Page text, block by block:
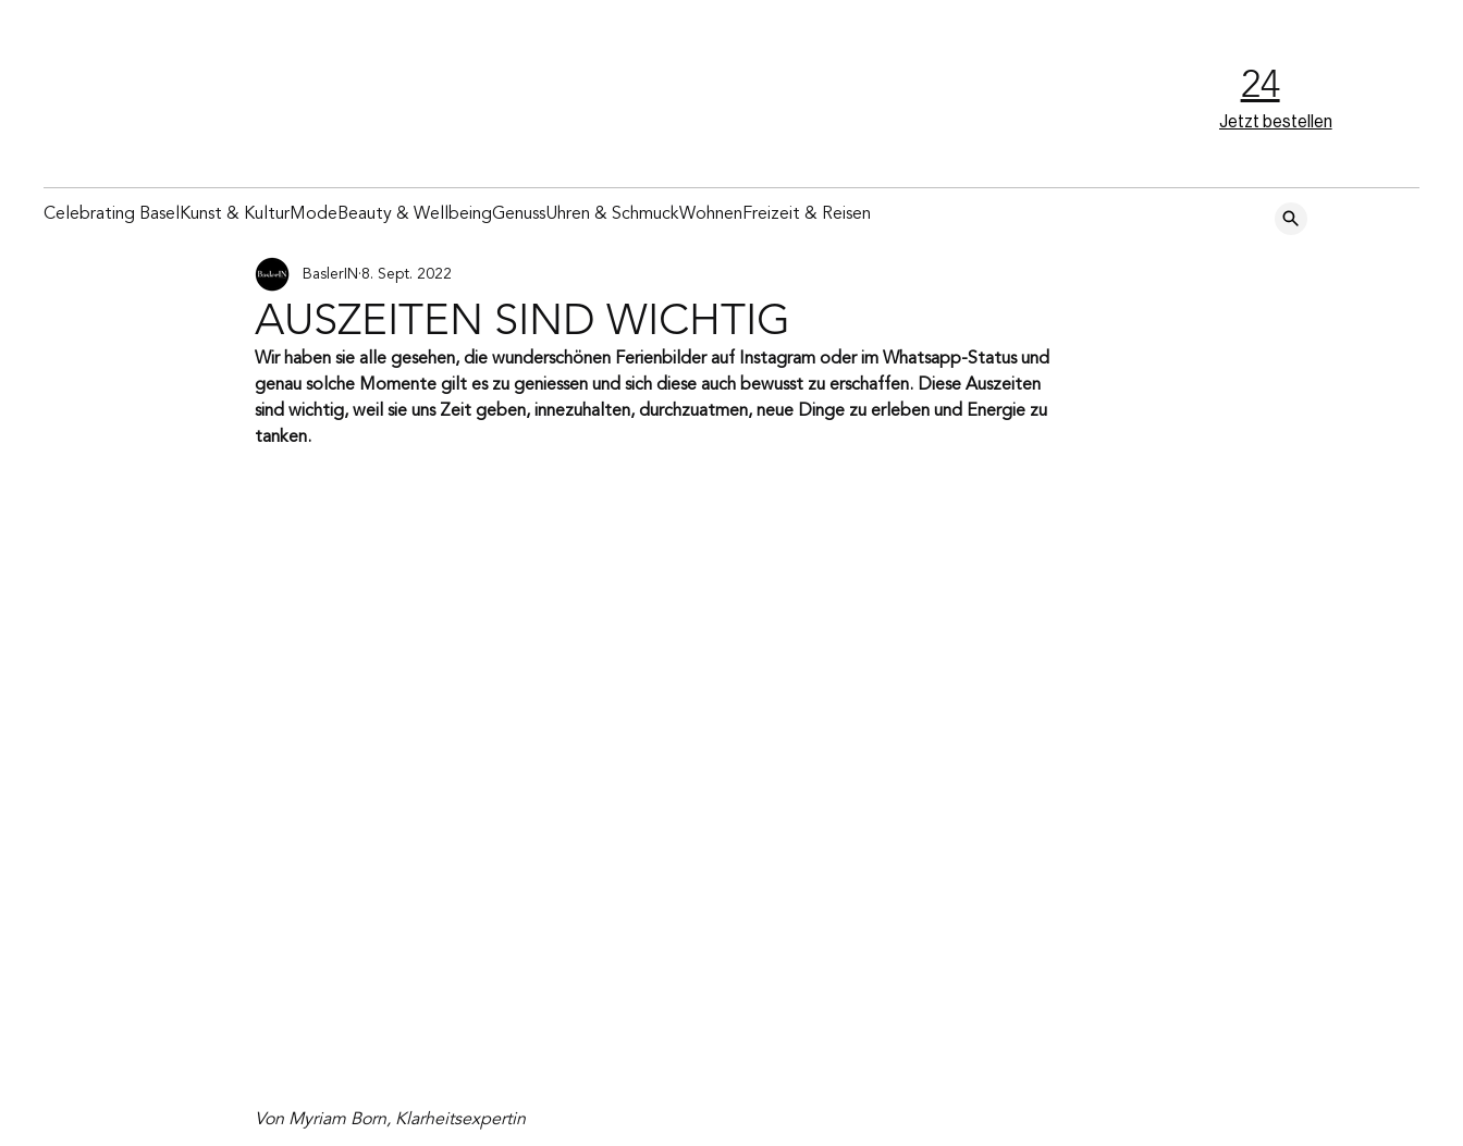
Celebrating BaselKunst & KulturModeBeauty & WellbeingGenussUhren & SchmuckWohnenFreizeit & Reisen
24
Jetzt bestellen
AUSZEITEN SIND WICHTIG
BaslerIN 8. Sept. 2022
Wir haben sie alle gesehen, die wunderschönen Ferienbilder auf Instagram oder im Whatsapp-Status und
genau solche Momente gilt es zu geniessen und sich diese auch bewusst zu erschaffen. Diese Auszeiten
sind wichtig, weil sie uns Zeit geben, innezuhalten, durchzuatmen, neue Dinge zu erleben und Energie zu
tanken.
Von Myriam Born, Klarheitsexpertin